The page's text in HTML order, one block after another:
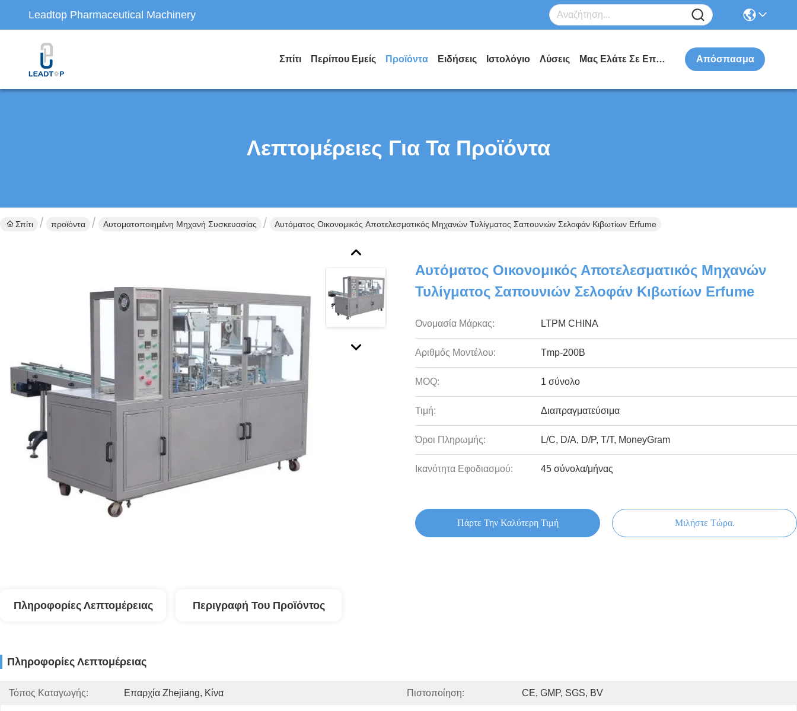
Leadtop Pharmaceutical Machinery
Σπίτι Περίπου Εμείς Προϊόντα Ειδήσεις Ιστολόγιο Λύσεις Μας Ελάτε Σε Επαφή Με Απόσπασμα
Λεπτομέρειες Για Τα Προϊόντα
Σπίτι προϊόντα Αυτοματοποιημένη Μηχανή Συσκευασίας Αυτόματος Οικονομικός Αποτελεσματικός Μηχανών Τυλίγματος Σαπουνιών Σελοφάν Κιβωτίων Erfume
Αυτόματος Οικονομικός Αποτελεσματικός Μηχανών
Τυλίγματος Σαπουνιών Σελοφάν Κιβωτίων Erfume
Ονομασία Μάρκας: LTPM CHINA
Αριθμός Μοντέλου: Tmp-200B
MOQ: 1 σύνολο
Τιμή: Διαπραγματεύσιμα
Όροι Πληρωμής: L/C, D/A, D/P, T/T, MoneyGram
Ικανότητα Εφοδιασμού: 45 σύνολα/μήνας
Πάρτε Την Καλύτερη Τιμή Μιλήστε Τώρα.
Πληροφορίες Λεπτομέρειας Περιγραφή Του Προϊόντος
Πληροφορίες Λεπτομέρειας
Τόπος Καταγωγής: Επαρχία Zhejiang, Κίνα Πιστοποίηση: CE, GMP, SGS, BV